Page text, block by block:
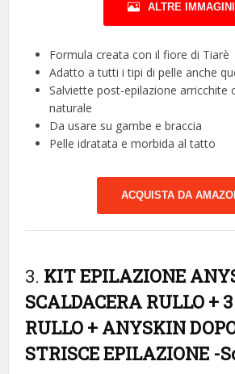
ALTRE IMMAGINI
Formula creata con il fiore di Tiarè
Adatto a tutti i tipi di pelle anche
Salviette post-epilazione arricchite
naturale
Da usare su gambe e braccia
Pelle idratata e morbida al tatto
ACQUISTA DA
3. KIT EPILAZIONE
SCALDACERA RULLO +
RULLO + ANYSKIN
STRISCE EPILAZIONE -